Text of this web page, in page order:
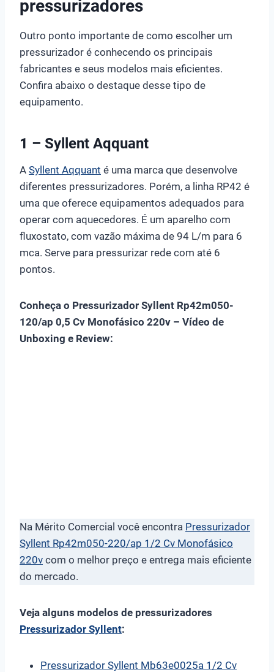
pressurizadores
Outro ponto importante de como escolher um
pressurizador é conhecendo os principais
fabricantes e seus modelos mais eficientes.
Confira abaixo o destaque desse tipo de
equipamento.
1 – Syllent Aqquant
A Syllent Aqquant é uma marca que desenvolve
diferentes pressurizadores. Porém, a linha RP42 é
uma que oferece equipamentos adequados para
operar com aquecedores. É um aparelho com
fluxostato, com vazão máxima de 94 L/m para 6
mca. Serve para pressurizar rede com até 6
pontos.
Conheça o Pressurizador Syllent Rp42m050-
120/ap 0,5 Cv Monofásico 220v – Vídeo de
Unboxing e Review:
Na Mérito Comercial você encontra Pressurizador
Syllent Rp42m050-220/ap 1/2 Cv Monofásico
220v com o melhor preço e entrega mais eficiente
do mercado.
Veja alguns modelos de pressurizadores
Pressurizador Syllent:
Pressurizador Syllent Mb63e0025a 1/2 Cv